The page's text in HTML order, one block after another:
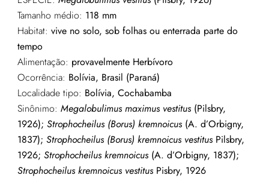
Tamanho médio: 118 mm
Habitat: vive no solo, sob folhas ou enterrada parte do
tempo
Alimentação: provavelmente Herbívoro
Ocorrência: Bolívia, Brasil (Paraná)
Localidade tipo: Bolívia, Cochabamba
Sinônimo: Megalobulimus maximus vestitus(Pilsbry,
1926); Strophocheilus (Borus) kremnoicus(A. d’Orbigny,
1837); Strophocheilus (Borus) kremnoicus vestitusPilsbry,
1926; Strophocheilus kremnoicus(A. d’Orbigny, 1837);
Strophocheilus kremnoicus vestitusPisbry, 1926